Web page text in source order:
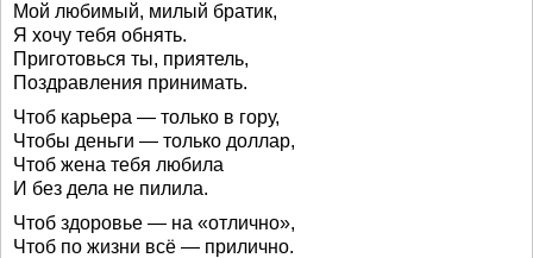
Мой любимый, милый братик,
Я хочу тебя обнять.
Приготовься ты, приятель,
Поздравления принимать.
Чтоб карьера — только в гору,
Чтобы деньги — только доллар,
Чтоб жена тебя любила
И без дела не пилила.
Чтоб здоровье — на «отлично»,
Чтоб по жизни всё — прилично.